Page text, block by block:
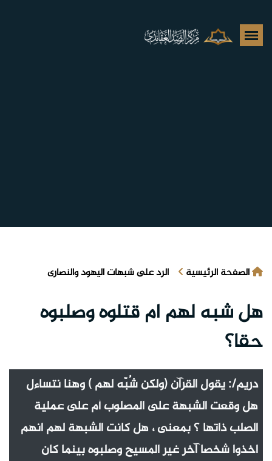
الصفحة الرئيسية الرد على شبهات اليهود والنصارى
هل شبه لهم ام قتلوه وصلبوه
حقا؟
دريم/: يقول القرآن (ولكن شُبّه لهم ) وهنا نتساءل
هل وقعت الشبهة على المصلوب أم على عملية
الصلب ذاتها ؟ بمعنى ، هل كانت الشبهة لهم انهم
اخذوا شخصا آخر غير المسيح وصلبوه بينما كان